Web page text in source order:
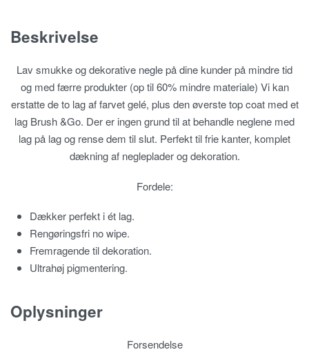
Beskrivelse
Lav smukke og dekorative negle på dine kunder på mindre tid
og med færre produkter (op til 60% mindre materiale) Vi kan
erstatte de to lag af farvet gelé, plus den øverste top coat med et
lag Brush &Go. Der er ingen grund til at behandle neglene med
lag på lag og rense dem til slut. Perfekt til frie kanter, komplet
dækning af negleplader og dekoration.
Fordele:
Dækker perfekt i ét lag.
Rengøringsfri no wipe.
Fremragende til dekoration.
Ultrahøj pigmentering.
Oplysninger
Forsendelse